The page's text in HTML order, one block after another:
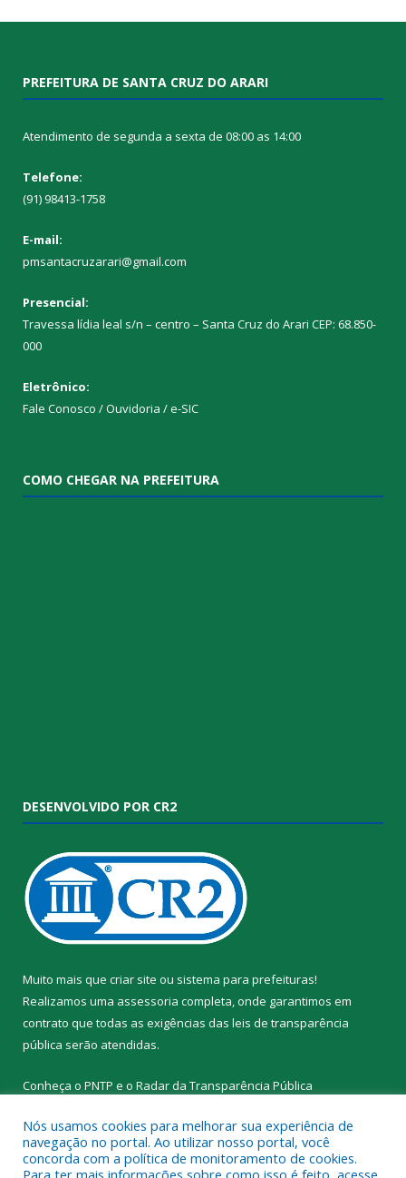
PREFEITURA DE SANTA CRUZ DO ARARI
Atendimento de segunda a sexta de 08:00 as 14:00
Telefone:
(91) 98413-1758
E-mail:
pmsantacruzarari@gmail.com
Presencial:
Travessa lídia leal s/n – centro – Santa Cruz do Arari CEP: 68.850-
000
Eletrônico:
Fale Conosco / Ouvidoria / e-SIC
COMO CHEGAR NA PREFEITURA
DESENVOLVIDO POR CR2
Muito mais que criar site ou sistema para prefeituras!
Realizamos uma assessoria completa, onde garantimos em
contrato que todas as exigências das leis de transparência
pública serão atendidas.
Conheça o PNTP e o Radar da Transparência Pública
Nós usamos cookies para melhorar sua experiência de
navegação no portal. Ao utilizar nosso portal, você
concorda com a política de monitoramento de cookies.
Para ter mais informações sobre como isso é feito, acesse